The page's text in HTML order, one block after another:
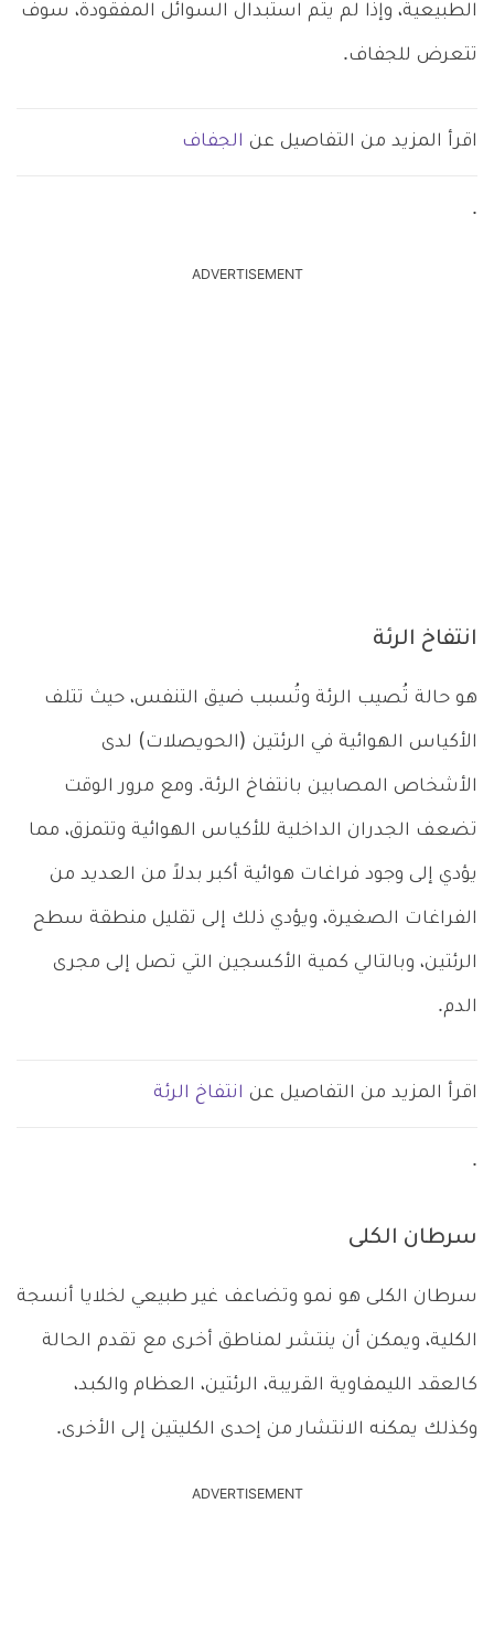
الطبيعية، وإذا لم يتم استبدال السوائل المفقودة، سوف
تتعرض للجفاف.
اقرأ المزيد من التفاصيل عن الجفاف
.
ADVERTISEMENT
انتفاخ الرئة
هو حالة تُصيب الرئة وتُسبب ضيق التنفس، حيث تتلف
الأكياس الهوائية في الرئتين (الحويصلات) لدى
الأشخاص المصابين بانتفاخ الرئة. ومع مرور الوقت
تضعف الجدران الداخلية للأكياس الهوائية وتتمزق، مما
يؤدي إلى وجود فراغات هوائية أكبر بدلاً من العديد من
الفراغات الصغيرة، ويؤدي ذلك إلى تقليل منطقة سطح
الرئتين، وبالتالي كمية الأكسجين التي تصل إلى مجرى
الدم.
اقرأ المزيد من التفاصيل عن انتفاخ الرئة
.
سرطان الكلى
سرطان الكلى هو نمو وتضاعف غير طبيعي لخلايا أنسجة
الكلية، ويمكن أن ينتشر لمناطق أخرى مع تقدم الحالة
كالعقد الليمفاوية القريبة، الرئتين، العظام والكبد،
وكذلك يمكنه الانتشار من إحدى الكليتين إلى الأخرى.
ADVERTISEMENT